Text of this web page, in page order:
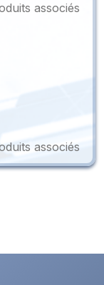
associés
associés